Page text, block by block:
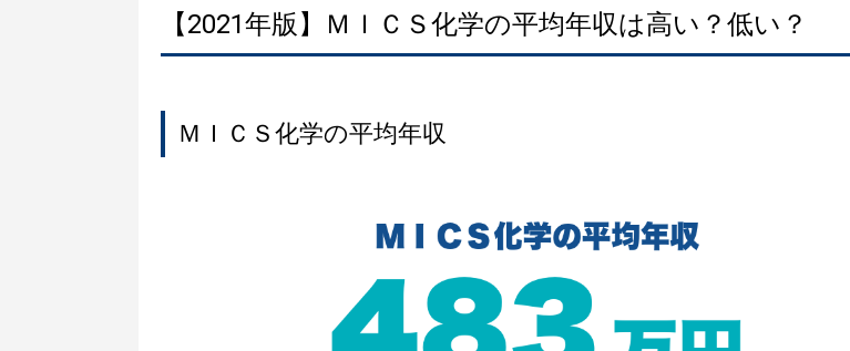
【2021年版】ＭＩＣＳ化学の平均年収は高い？低い？
ＭＩＣＳ化学の平均年収